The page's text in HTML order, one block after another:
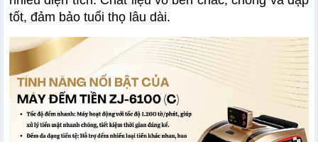
tốt, đảm bảo tuổi thọ lâu dài.